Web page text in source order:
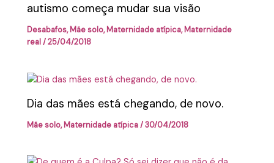
autismo começa mudar sua visão
Desabafos,Mãe solo,Maternidade atípica,Maternidade
real/25/04/2018
Dia das mães está chegando, de novo.
Mãe solo,Maternidade atípica/30/04/2018